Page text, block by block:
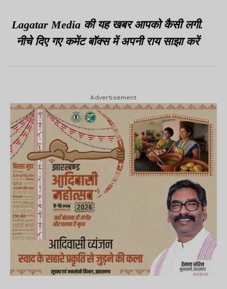
Lagatar Media की यह खबर आपको कैसी लगी.
नीचे दिए गए कमेंट बॉक्स में अपनी राय साझा करें
Advertisement